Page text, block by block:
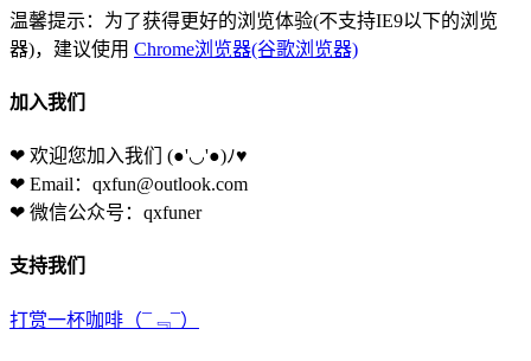
温馨提示：为了获得更好的浏览体验(不支持IE9以下的浏览
器)，建议使用 Chrome浏览器(谷歌浏览器)
加入我们
❤ 欢迎您加入我们 (●'◡'●)ﾉ♥
❤ Email：qxfun@outlook.com
❤ 微信公众号：qxfuner
支持我们
打赏一杯咖啡 （¯﹃¯）